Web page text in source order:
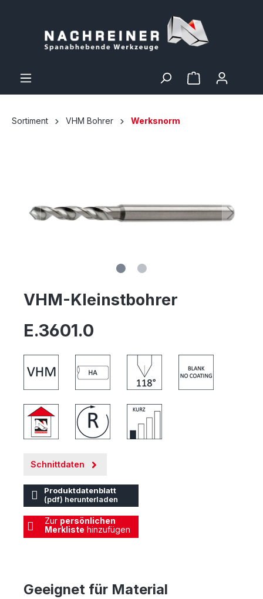
Sortiment VHM Bohrer Werksnorm
VHM-Kleinstbohrer
E.3601.0
Schnittdaten
Produktdatenblatt
(pdf) herunterladen
Zur persönlichen
Merkliste hinzufügen
Geeignet für Material